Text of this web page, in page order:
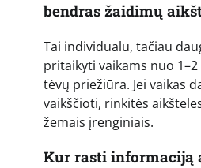
bendras žaidimų
Tai individualu, tačiau
pritaikyti vaikams nuo
tėvų priežiūra. Jei vaikas
vaikščioti, rinkitės
žemais įrenginiais.
Kur rasti informaciją